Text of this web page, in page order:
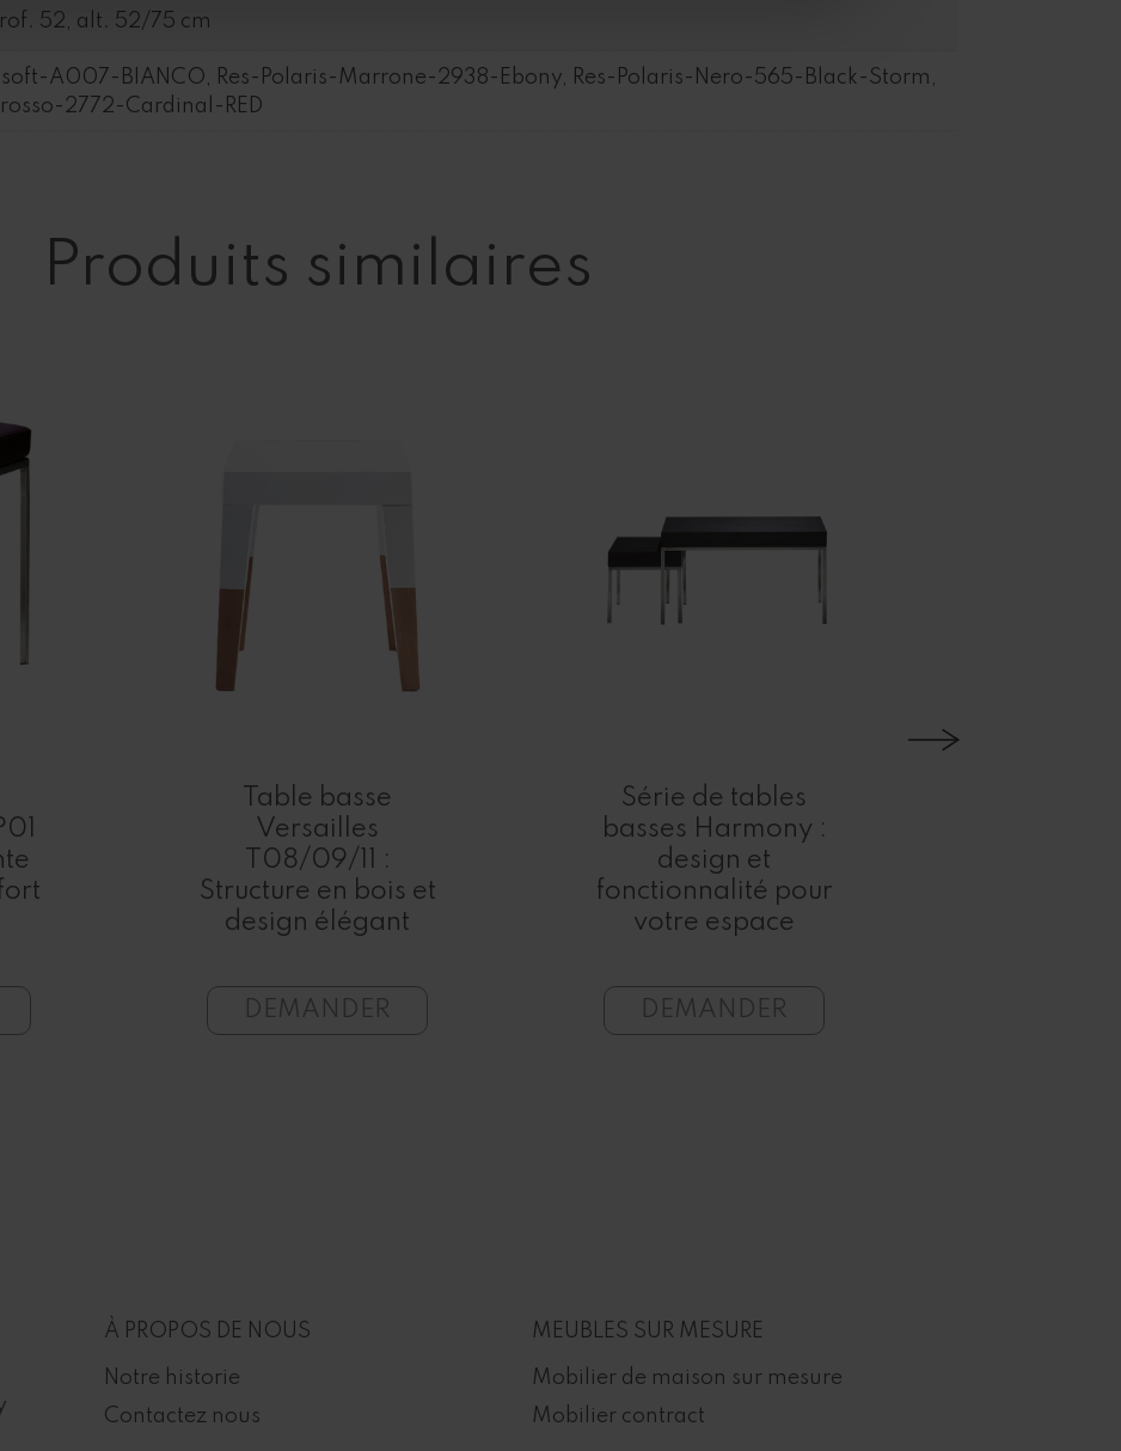
52, alt. 52/75 cm
A007-BIANCO, Res-Polaris-Marrone-2938-Ebony, Res-Polaris-Nero-565-Black-Storm,
2772-Cardinal-RED
Produits similaires
Table basse
Versailles
T08/09/11 :
Structure en bois et
design élégant
DEMANDER
Série de tables
basses Harmony :
design et
fonctionnalité pour
votre espace
DEMANDER
À PROPOS DE NOUS
Notre historie
Contactez nous
MEUBLES SUR MESURE
Mobilier de maison sur mesure
Mobilier contract